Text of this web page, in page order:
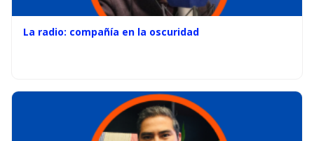
La radio: compañía en la oscuridad